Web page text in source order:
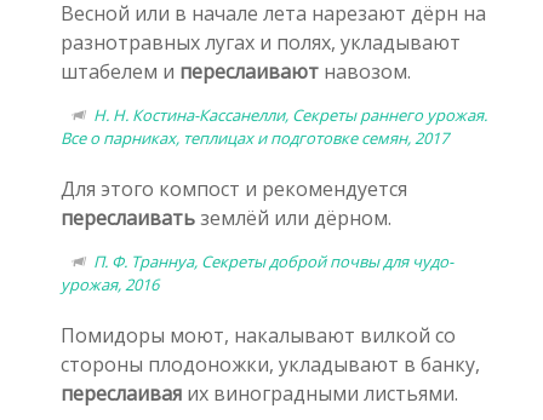
Весной или в начале лета нарезают дёрн на
разнотравных лугах и полях, укладывают
штабелем и переслаивают навозом.
Н. Н. Костина-Кассанелли, Секреты раннего урожая.
Все о парниках, теплицах и подготовке семян, 2017
Для этого компост и рекомендуется
переслаиватьземлёй или дёрном.
П. Ф. Траннуа, Секреты доброй почвы для чудо-
урожая, 2016
Помидоры моют, накалывают вилкой со
стороны плодоножки, укладывают в банку,
переслаивая их виноградными листьями.